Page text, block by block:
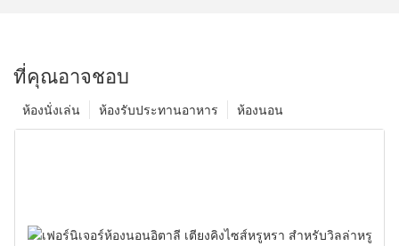
ที่คุณอาจชอบ
ห้องนอน
ห้องรับประทานอาหาร
ห้องนั่งเล่น